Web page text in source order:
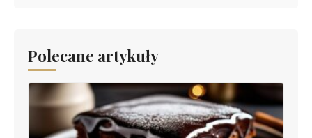
Polecane artykuły